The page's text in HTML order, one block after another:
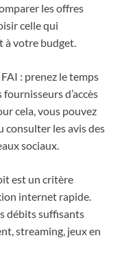
les offres
celle qui
à votre budget.
: prenez le temps
d’accès
cela, vous pouvez
consulter les avis des
sociaux.
est un critère
internet rapide.
débits suffisants
streaming, jeux en